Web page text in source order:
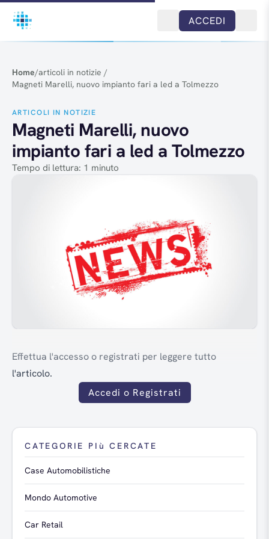
Salta al contenuto
ACCEDI
Home/articoli in notizie /
Magneti Marelli, nuovo impianto fari a led a Tolmezzo
ARTICOLI IN NOTIZIE
Magneti Marelli, nuovo
impianto fari a led a Tolmezzo
Tempo di lettura: 1 minuto
Effettua l'accesso o registrati per leggere tutto
l'articolo.
Accedi o Registrati
CATEGORIE PIù CERCATE
Case Automobilistiche
Mondo Automotive
Car Retail